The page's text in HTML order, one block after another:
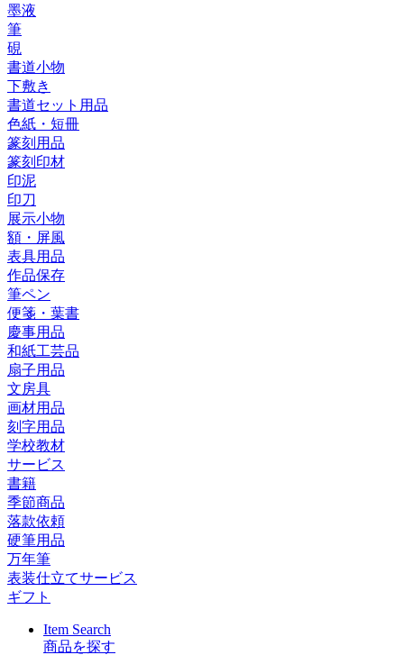
墨液
筆
硯
書道小物
下敷き
書道セット用品
色紙・短冊
篆刻用品
篆刻印材
印泥
印刀
展示小物
額・屏風
表具用品
作品保存
筆ペン
便箋・葉書
慶事用品
和紙工芸品
扇子用品
文房具
画材用品
刻字用品
学校教材
サービス
書籍
季節商品
落款依頼
硬筆用品
万年筆
表装仕立てサービス
ギフト
Item Search
商品を探す